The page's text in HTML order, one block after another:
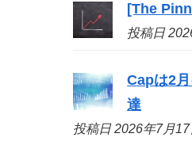
[The
投稿日
Capは2
達
投稿日 2026年7月17